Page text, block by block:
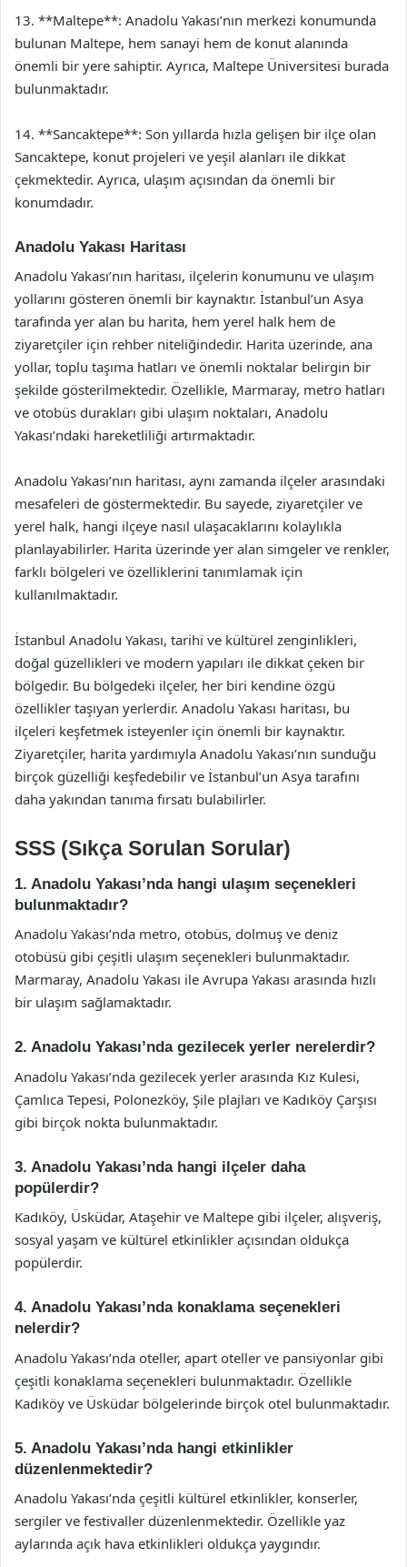
13. **Maltepe**: Anadolu Yakası’nın merkezi konumunda
bulunan Maltepe, hem sanayi hem de konut alanında
önemli bir yere sahiptir. Ayrıca, Maltepe Üniversitesi burada
bulunmaktadır.
14. **Sancaktepe**: Son yıllarda hızla gelişen bir ilçe olan
Sancaktepe, konut projeleri ve yeşil alanları ile dikkat
çekmektedir. Ayrıca, ulaşım açısından da önemli bir
konumdadır.
Anadolu Yakası Haritası
Anadolu Yakası’nın haritası, ilçelerin konumunu ve ulaşım
yollarını gösteren önemli bir kaynaktır. İstanbul’un Asya
tarafında yer alan bu harita, hem yerel halk hem de
ziyaretçiler için rehber niteliğindedir. Harita üzerinde, ana
yollar, toplu taşıma hatları ve önemli noktalar belirgin bir
şekilde gösterilmektedir. Özellikle, Marmaray, metro hatları
ve otobüs durakları gibi ulaşım noktaları, Anadolu
Yakası’ndaki hareketliliği artırmaktadır.
Anadolu Yakası’nın haritası, aynı zamanda ilçeler arasındaki
mesafeleri de göstermektedir. Bu sayede, ziyaretçiler ve
yerel halk, hangi ilçeye nasıl ulaşacaklarını kolaylıkla
planlayabilirler. Harita üzerinde yer alan simgeler ve renkler,
farklı bölgeleri ve özelliklerini tanımlamak için
kullanılmaktadır.
İstanbul Anadolu Yakası, tarihi ve kültürel zenginlikleri,
doğal güzellikleri ve modern yapıları ile dikkat çeken bir
bölgedir. Bu bölgedeki ilçeler, her biri kendine özgü
özellikler taşıyan yerlerdir. Anadolu Yakası haritası, bu
ilçeleri keşfetmek isteyenler için önemli bir kaynaktır.
Ziyaretçiler, harita yardımıyla Anadolu Yakası’nın sunduğu
birçok güzelliği keşfedebilir ve İstanbul’un Asya tarafını
daha yakından tanıma fırsatı bulabilirler.
SSS (Sıkça Sorulan Sorular)
1. Anadolu Yakası’nda hangi ulaşım seçenekleri
bulunmaktadır?
Anadolu Yakası’nda metro, otobüs, dolmuş ve deniz
otobüsü gibi çeşitli ulaşım seçenekleri bulunmaktadır.
Marmaray, Anadolu Yakası ile Avrupa Yakası arasında hızlı
bir ulaşım sağlamaktadır.
2. Anadolu Yakası’nda gezilecek yerler nerelerdir?
Anadolu Yakası’nda gezilecek yerler arasında Kız Kulesi,
Çamlıca Tepesi, Polonezköy, Şile plajları ve Kadıköy Çarşısı
gibi birçok nokta bulunmaktadır.
3. Anadolu Yakası’nda hangi ilçeler daha
popülerdir?
Kadıköy, Üsküdar, Ataşehir ve Maltepe gibi ilçeler, alışveriş,
sosyal yaşam ve kültürel etkinlikler açısından oldukça
popülerdir.
4. Anadolu Yakası’nda konaklama seçenekleri
nelerdir?
Anadolu Yakası’nda oteller, apart oteller ve pansiyonlar gibi
çeşitli konaklama seçenekleri bulunmaktadır. Özellikle
Kadıköy ve Üsküdar bölgelerinde birçok otel bulunmaktadır.
5. Anadolu Yakası’nda hangi etkinlikler
düzenlenmektedir?
Anadolu Yakası’nda çeşitli kültürel etkinlikler, konserler,
sergiler ve festivaller düzenlenmektedir. Özellikle yaz
aylarında açık hava etkinlikleri oldukça yaygındır.